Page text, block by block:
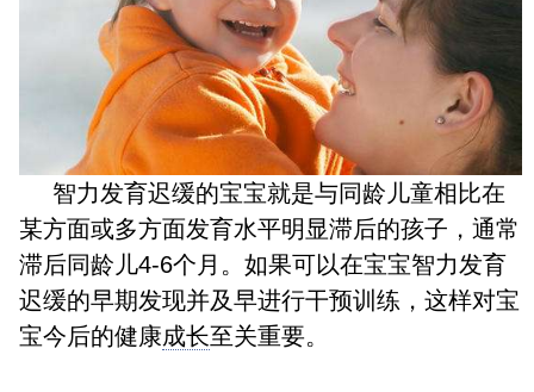
智力发育迟缓的宝宝就是与同龄儿童相比在
某方面或多方面发育水平明显滞后的孩子，通常
滞后同龄儿4-6个月。如果可以在宝宝智力发育
迟缓的早期发现并及早进行干预训练，这样对宝
宝今后的健康成长至关重要。